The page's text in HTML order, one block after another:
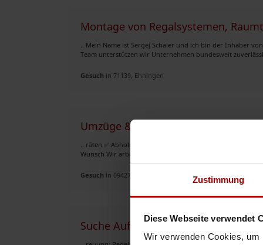
Zustimmung
Diese Webseite verwendet
Wir verwenden Cookies,
Montage von Regalsystemen,
.. Mein Name ist Sergej Schaier und ich bin der Inhaber von
Team unterstützen wir Unternehmen bundesweit
Gesuch in 71139, Ehningen
Umzüge & Entrümplungen
.. räten ✅ Abholung und Lieferung von Möbelkäufen aus
Wunsch Wir arbeiten zuverlässig, pünktlich und mit
Gesuch in 09427, Ehrenfriedersdorf
Suche Aufträge